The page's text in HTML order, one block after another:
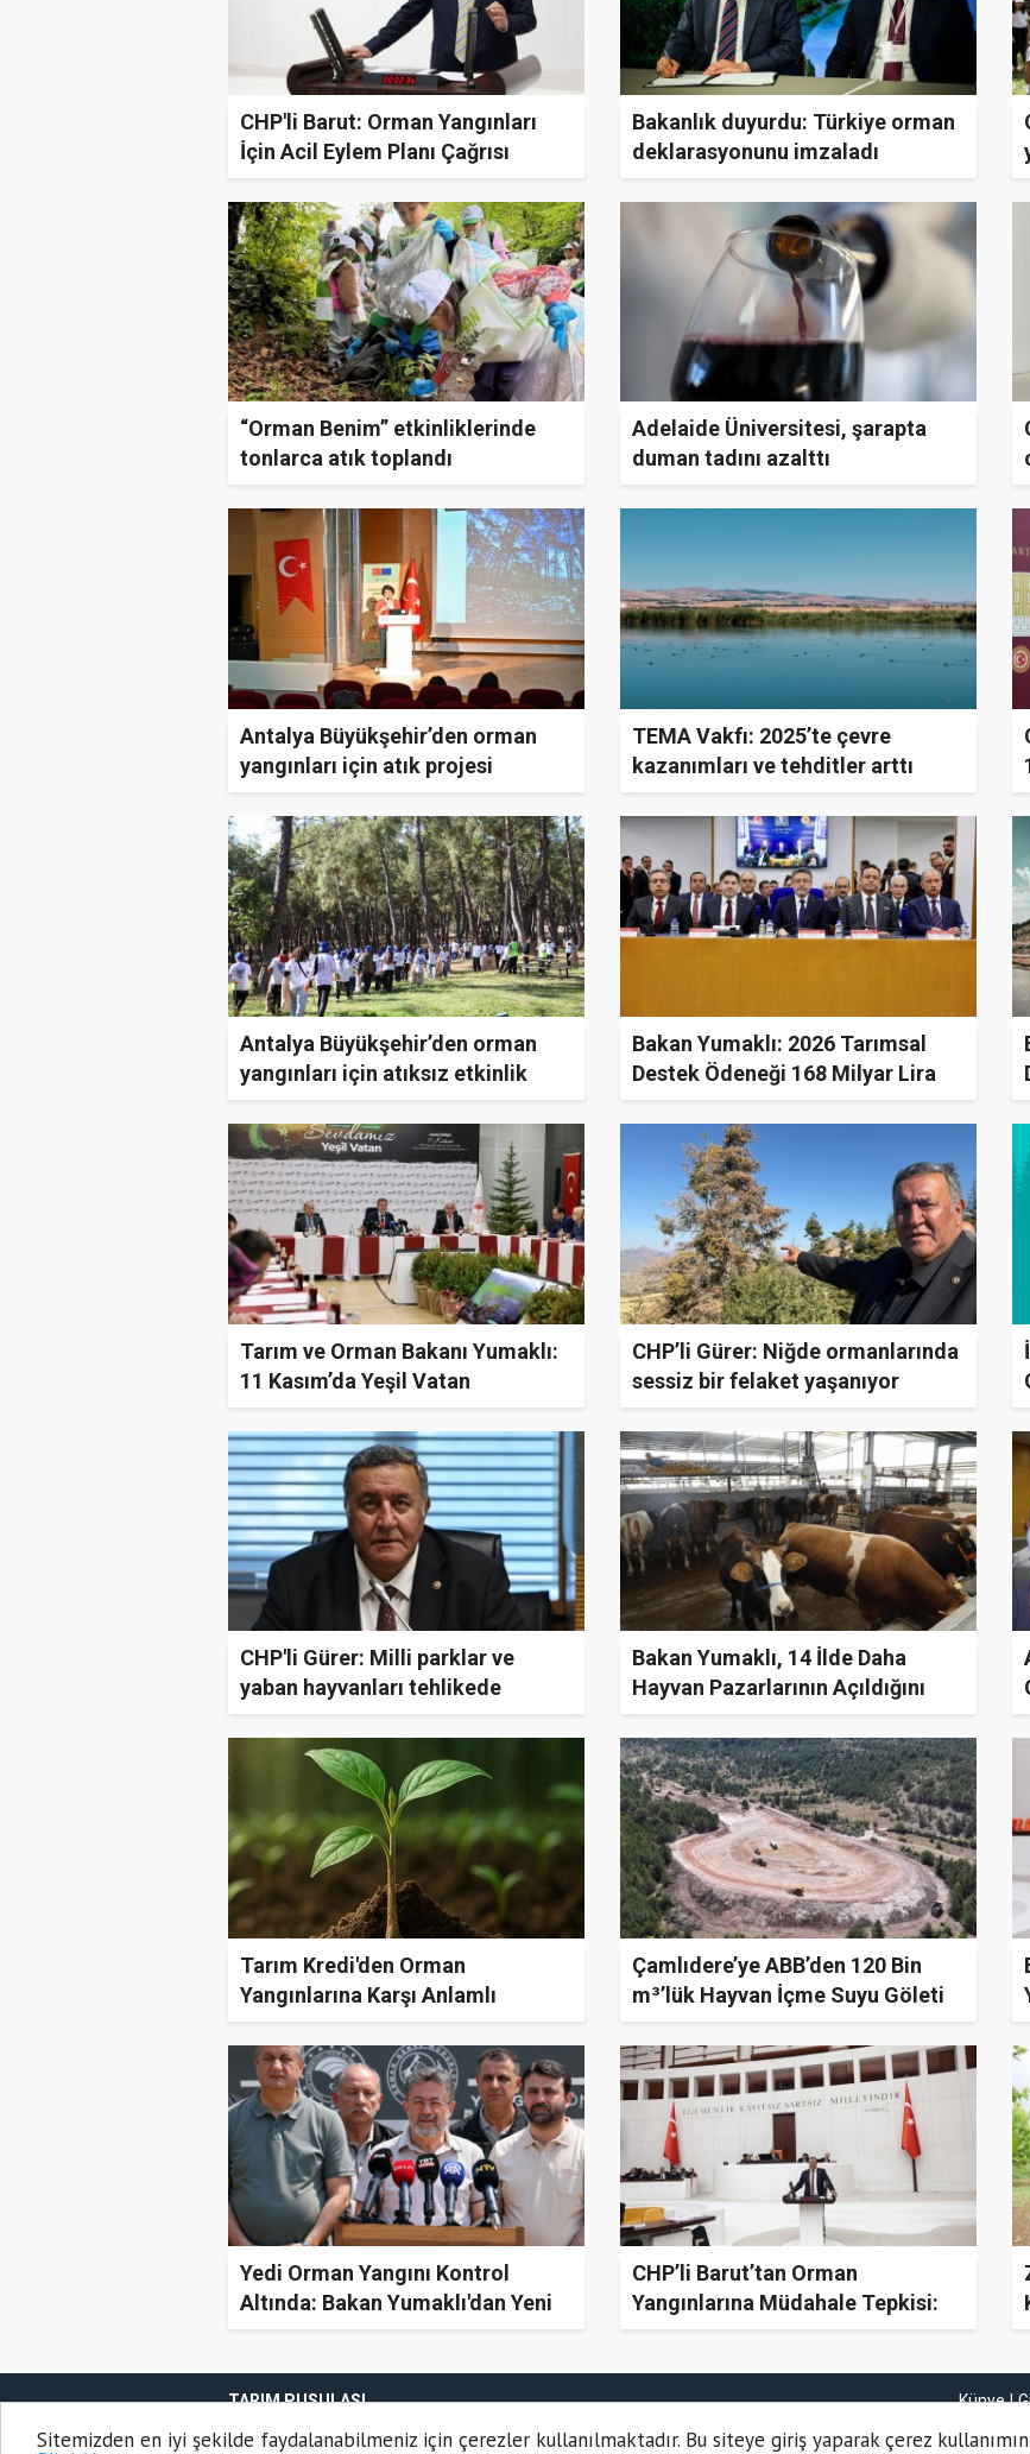
Sitemizden en iyi şekilde faydalanabilmeniz için çerezler kullanılmaktadır. Bu siteye giriş yaparak çerez
CHP'li Barut: Orman Yangınları
İçin Acil Eylem Planı Çağrısı
Bakanlık duyurdu: Türkiye orman
deklarasyonunu imzaladı
“Orman Benim” etkinliklerinde
tonlarca atık toplandı
Adelaide Üniversitesi, şarapta
duman tadını azalttı
Antalya Büyükşehir’den orman
yangınları için atık projesi
TEMA Vakfı: 2025’te çevre
kazanımları ve tehditler arttı
Antalya Büyükşehir’den orman
yangınları için atıksız etkinlik
Bakan Yumaklı: 2026 Tarımsal
Destek Ödeneği 168 Milyar Lira
Tarım ve Orman Bakanı Yumaklı:
11 Kasım’da Yeşil Vatan
Seferberliği Başlıyor
CHP’li Gürer: Niğde ormanlarında
sessiz bir felaket yaşanıyor
CHP'li Gürer: Milli parklar ve
yaban hayvanları tehlikede
Bakan Yumaklı, 14 İlde Daha
Hayvan Pazarlarının Açıldığını
Duyurdu
Tarım Kredi'den Orman
Yangınlarına Karşı Anlamlı
Kampanya
Çamlıdere’ye ABB’den 120 Bin
m³’lük Hayvan İçme Suyu Göleti
Yedi Orman Yangını Kontrol
Altında: Bakan Yumaklı'dan Yeni
Uyarılarda Bulundu
CHP’li Barut’tan Orman
Yangınlarına Müdahale Tepkisi:
"Koordinasyon Eksik, Açıklamalar
TARIM PUSULASI
Künye